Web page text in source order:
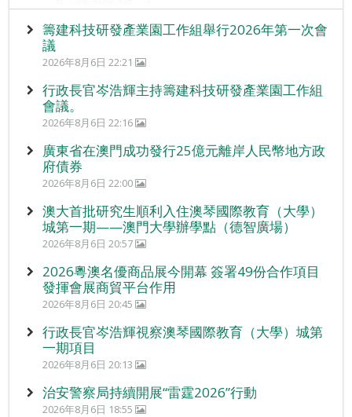
籌建科技研發產業園工作組舉行2026年第一次會
議
2026年8月6日 22:21
行政長官岑浩輝主持籌建科技研發產業園工作組
會議。
2026年8月6日 22:16
廣東省在澳門成功發行25億元離岸人民幣地方政
府債券
2026年8月6日 22:00
澳大首批研究生順利入住澳琴國際教育（大學）
城第一期——澳門大學辦學點（德智廣場）
2026年8月6日 20:57
2026粵澳名優商品展今開幕 簽署49份合作項目
發揮會展商貿平台作用
2026年8月6日 20:45
行政長官岑浩輝視察澳琴國際教育（大學）城第
一期項目
2026年8月6日 20:13
治安警察局持續開展“雷霆2026”行動
2026年8月6日 18:55